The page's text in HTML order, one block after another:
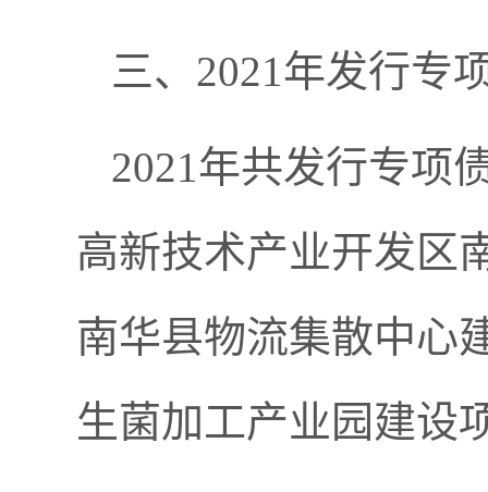
三、2021年发行专
2021年共发行专项
高新技术产业开发区
南华县物流集散中心
生菌加工产业园建设